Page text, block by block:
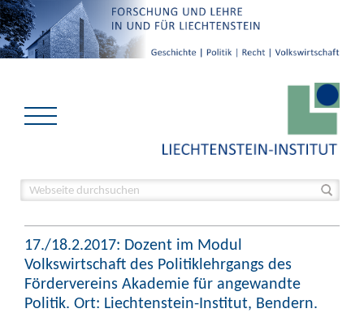
17./18.2.2017: Dozent im Modul
Volkswirtschaft des Politiklehrgangs des
Fördervereins Akademie für angewandte
Politik. Ort: Liechtenstein-Institut, Bendern.